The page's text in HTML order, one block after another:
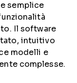
semplice
Il software
intuitivo
modelli e
complesse.